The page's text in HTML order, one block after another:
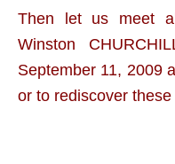
Then let us meet
Winston
September 11, 2009
or to rediscover